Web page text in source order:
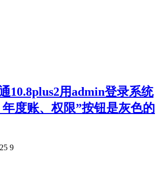
10.8plus2用admin登录系统
度账、权限”按钮是灰色的
9